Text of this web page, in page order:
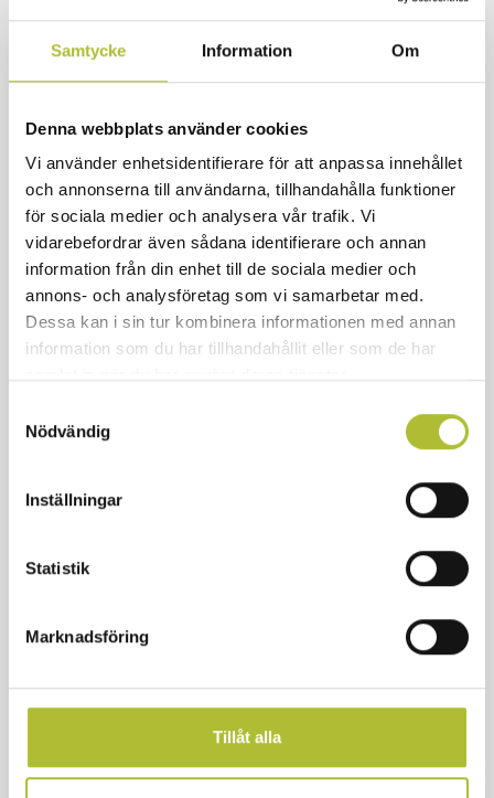
Samtycke Information Om
Denna webbplats använder cookies
Vi använder enhetsidentifierare för att anpassa innehållet
och annonserna till användarna, tillhandahålla funktioner
för sociala medier och analysera vår trafik. Vi
vidarebefordrar även sådana identifierare och annan
information från din enhet till de sociala medier och
annons- och analysföretag som vi samarbetar med.
Dessa kan i sin tur kombinera informationen med annan
information som du har tillhandahållit eller som de har
Nödvändig
Inställningar
Statistik
Marknadsföring
Tillåt alla
Handboken presenterar förslag på åtgärder för
att minska matsvinnet i köken och serveringen
och den mat som slängs från tallrikarna.
Åtgärderna bygger på erfarenheter från
restauranger som har varit framgångsrika i
arbetet för att minska sitt matsvinn. Nyckeln
är samarbete: mellan dem som lagar och dem
som serverar maten, på både små och stora
restauranger.
Läs mer:
FN:s globala hållbarhetsmål för att minska
matsvinn Mål 12: Hållbar konsumtion och
matsvinnet i Sverige.
Livsmedelsverkets info om matsvinn
Handbok för offentliga storkök om hur man kan
minska matsvinn
Nationell metod för mätning av matsvinn